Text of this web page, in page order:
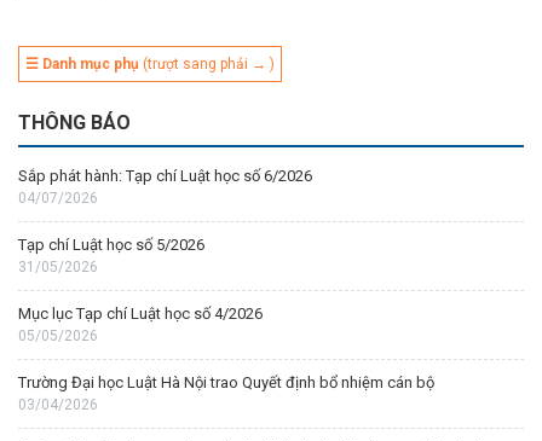
☰ Danh mục phụ (trượt sang phải → )
THÔNG BÁO
Sắp phát hành: Tạp chí Luật học số 6/2026
04/07/2026
Tạp chí Luật học số 5/2026
31/05/2026
Mục lục Tạp chí Luật học số 4/2026
05/05/2026
Trường Đại học Luật Hà Nội trao Quyết định bổ nhiệm cán bộ
03/04/2026